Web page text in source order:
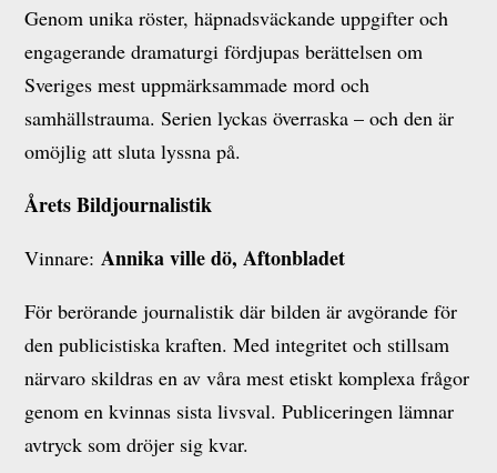
Genom unika röster, häpnadsväckande uppgifter och
engagerande dramaturgi fördjupas berättelsen om
Sveriges mest uppmärksammade mord och
samhällstrauma. Serien lyckas överraska – och den är
omöjlig att sluta lyssna på.
Årets Bildjournalistik
Vinnare:Annika ville dö, Aftonbladet
För berörande journalistik där bilden är avgörande för
den publicistiska kraften. Med integritet och stillsam
närvaro skildras en av våra mest etiskt komplexa frågor
genom en kvinnas sista livsval. Publiceringen lämnar
avtryck som dröjer sig kvar.